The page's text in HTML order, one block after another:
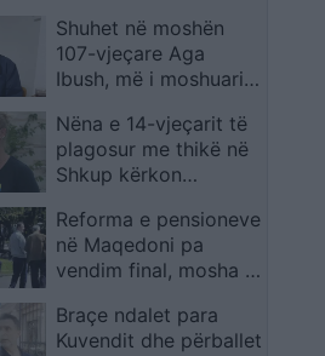
Shuhet në moshën
107-vjeçare Aga
Ibush, më i moshuari i
Shkup
Nëna e 14-vjeçarit të
plagosur me thikë në
Shkup kërkon
“Nuk është dhunë, por
tentativë vrasjeje”
Reforma e pensioneve
në Maqedoni pa
vendim final, mosha e
mund të shkojë deri
në 73 vjeç
Braçe ndalet para
Kuvendit dhe përballet